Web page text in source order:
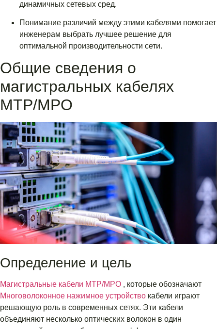
динамичных сетевых сред.
Понимание различий между этими кабелями помогает
инженерам выбрать лучшее решение для
оптимальной производительности сети.
Общие сведения о
магистральных кабелях
MTP/MPO
Определение и цель
Магистральные кабели MTP/MPO , которые обозначают
Многоволоконное нажимное устройство кабели играют
решающую роль в современных сетях. Эти кабели
объединяют несколько оптических волокон в один